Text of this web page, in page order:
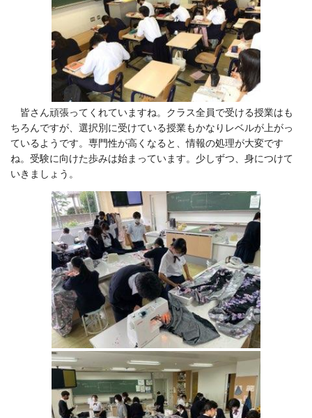
皆さん頑張ってくれていますね。クラス全員で受ける授業はも
ちろんですが、選択別に受けている授業もかなりレベルが上がっ
ているようです。専門性が高くなると、情報の処理が大変です
ね。受験に向けた歩みは始まっています。少しずつ、身につけて
いきましょう。